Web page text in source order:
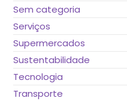
Sem categoria
Serviços
Supermercados
Sustentabilidade
Tecnologia
Transporte